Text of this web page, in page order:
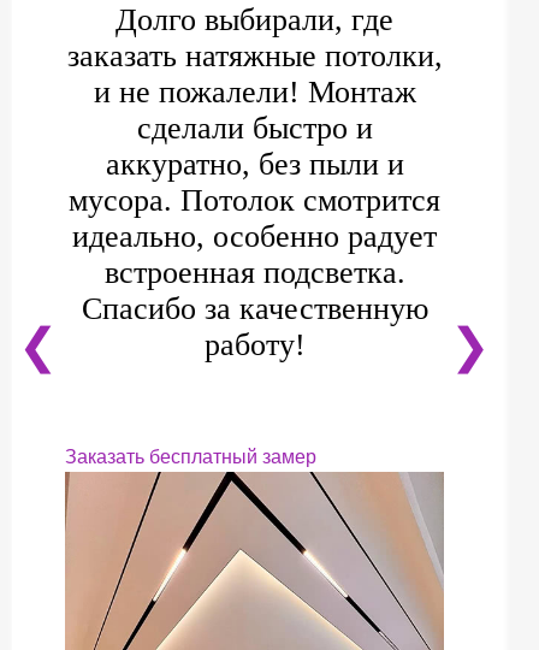
❮
Долго выбирали, где
заказать натяжные потолки,
и не пожалели! Монтаж
сделали быстро и
аккуратно, без пыли и
мусора. Потолок смотрится
идеально, особенно радует
встроенная подсветка.
Спасибо за качественную
работу!
Заказать бесплатный замер
❯